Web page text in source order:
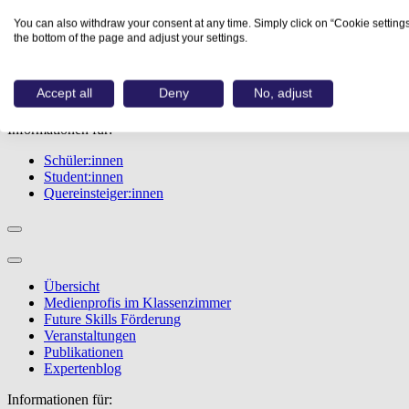
Übersicht
Berufe
Studiengänge
Berufstest
Bewerbungstipps
Informationen für:
Schüler:innen
Student:innen
Quereinsteiger:innen
Übersicht
Medienprofis im Klassenzimmer
Future Skills Förderung
Veranstaltungen
Publikationen
Expertenblog
Informationen für:
You can also withdraw your consent at any time. Simply click on “Cookie
the bottom of the page and adjust your settings.
Accept all Deny No, adjust